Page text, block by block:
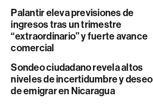
Palantir eleva previsiones de
ingresos tras un trimestre
“extraordinario” y fuerte avance
comercial
Sondeo ciudadano revela altos
niveles de incertidumbre y deseo
de emigrar en Nicaragua